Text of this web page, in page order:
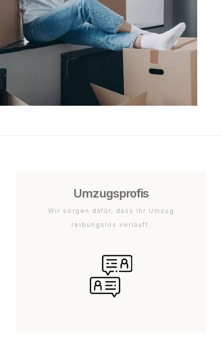
Umzugsprofis
Wir sorgen dafür, dass Ihr Umzug
reibungslos verläuft.